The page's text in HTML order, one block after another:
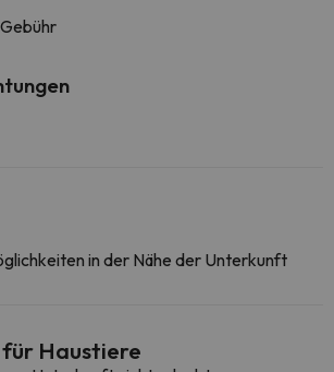
in der Nähe der Unterkunft
Haustiere